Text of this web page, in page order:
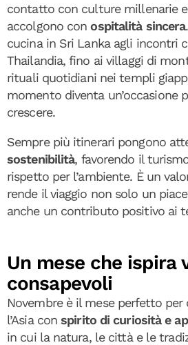
contatto con culture millenarie
accolgono conospitalità sincera
cucina in Sri Lanka agli incontri
Thailandia, fino ai villaggi di
rituali quotidiani nei templi
momento diventa un’occasione
crescere.
Sempre più itinerari pongono
sostenibilità, favorendo il
rispetto per l’ambiente. È un
rende il viaggio non solo un
anche un contributo positivo ai
Un mese che ispira
consapevoli
Novembre è il mese perfetto per
l’Asia conspirito di curiosità e
in cui la natura, le città e le